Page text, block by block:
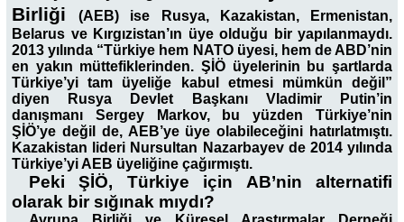
Birliği(AEB) ise Rusya, Kazakistan, Ermenistan,
Belarus ve Kırgızistan’ın üye olduğu bir yapılanmaydı.
2013 yılında “Türkiye hem NATO üyesi, hem de ABD’nin
en yakın müttefiklerinden. ŞİÖ üyelerinin bu şartlarda
Türkiye’yi tam üyeliğe kabul etmesi mümkün değil”
diyen Rusya Devlet Başkanı Vladimir Putin’in
danışmanı Sergey Markov, bu yüzden Türkiye’nin
ŞİÖ’ye değil de, AEB’ye üye olabileceğini hatırlatmıştı.
Kazakistan lideri Nursultan Nazarbayev de 2014 yılında
Türkiye’yi AEB üyeliğine çağırmıştı.
Peki ŞİÖ, Türkiye için AB’nin alternatifi
olarak bir sığınak mıydı?